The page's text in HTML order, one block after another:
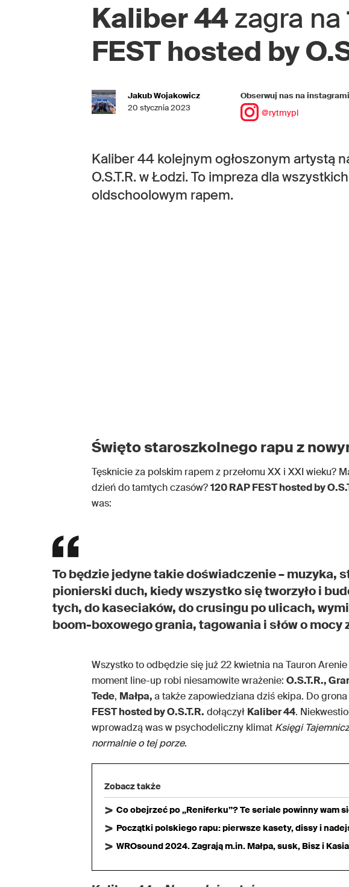
Kaliber 44zagra na
FEST hosted by
Jakub Wojakowicz
20 stycznia 2023
Obserwuj nas na
@rytmypl
Kaliber 44 kolejnym ogłoszonym artystą
O.S.T.R. w Łodzi. To impreza dla
oldschoolowym rapem.
Święto staroszkolnego rapu z
Tęsknicie za polskim rapem z przełomu XX i XXI wieku?
dzień do tamtych czasów?120 RAP FEST hosted by
was:
To będzie jedyne takie doświadczenie – muzyka,
pionierski duch, kiedy wszystko się tworzyło i
tych, do kaseciaków, do crusingu po ulicach,
boom-boxowego grania, tagowania i słów o
Wszystko to odbędzie się już 22 kwietnia na Tauron
moment line-up robi niesamowite wrażenie: O.S.T.R.,
Tede, Małpa,a także zapowiedziana dziś ekipa. Do
FEST hosted by O.S.T.R. dołączył Kaliber 44.
wprowadzą was w psychodeliczny klimat Księgi
normalnie o tej porze.
Zobacz także
Co obejrzeć po „Reniferku”? Te seriale powinny wam
Początki polskiego rapu: pierwsze kasety, dissy i
WROsound 2024. Zagrają m.in. Małpa, susk, Bisz i